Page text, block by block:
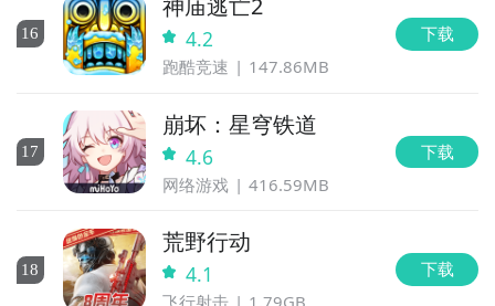
16 4.2
跑酷竞速 147.86MB
下载
17
崩坏：星穹铁道
4.6
网络游戏 416.59MB
下载
18
荒野行动
4.1 下载